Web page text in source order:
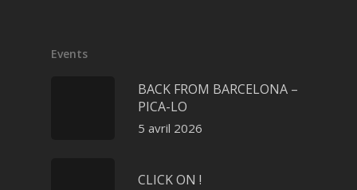
Events
BACK FROM BARCELONA –
PICA-LO
5 avril 2026
CLICK ON !